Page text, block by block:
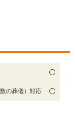
の葬儀）対応